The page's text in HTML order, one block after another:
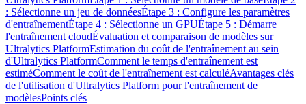
: Sélectionne un jeu de donnéesÉtape 3 : Configure les paramètres
d'entraînementÉtape 4 : Sélectionne un GPUÉtape 5 : Démarre
l'entraînement cloudÉvaluation et comparaison de modèles sur
Ultralytics PlatformEstimation du coût de l'entraînement au sein
d'Ultralytics PlatformComment le temps d'entraînement est
estiméComment le coût de l'entraînement est calculéAvantages clés
de l'utilisation d'Ultralytics Platform pour l'entraînement de
modèlesPoints clés